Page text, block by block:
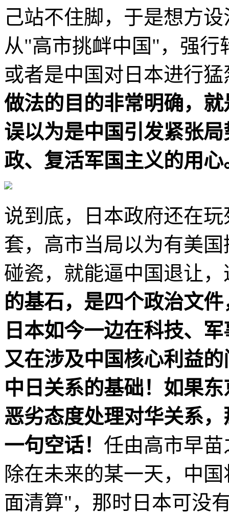
己站不住脚，于是想方
从"高市挑衅中国"，强行
或者是中国对日本进行
做法的目的非常明确，
误以为是中国引发紧张
政、复活军国主义的用心
说到底，日本政府还在
套，高市当局以为有美
碰瓷，就能逼中国退让
的基石，是四个政治文
日本如今一边在科技、
又在涉及中国核心利益
中日关系的基础！如果
恶劣态度处理对华关系
一句空话！ 任由高市早
除在未来的某一天，中
面清算"，那时日本可没